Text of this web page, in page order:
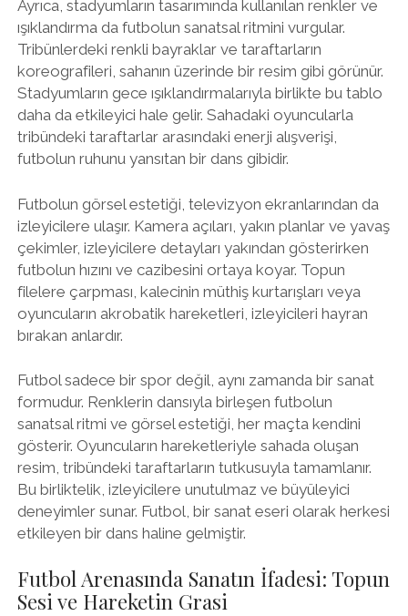
Ayrıca, stadyumların tasarımında kullanılan renkler ve
ışıklandırma da futbolun sanatsal ritmini vurgular.
Tribünlerdeki renkli bayraklar ve taraftarların
koreografileri, sahanın üzerinde bir resim gibi görünür.
Stadyumların gece ışıklandırmalarıyla birlikte bu tablo
daha da etkileyici hale gelir. Sahadaki oyuncularla
tribündeki taraftarlar arasındaki enerji alışverişi,
futbolun ruhunu yansıtan bir dans gibidir.
Futbolun görsel estetiği, televizyon ekranlarından da
izleyicilere ulaşır. Kamera açıları, yakın planlar ve yavaş
çekimler, izleyicilere detayları yakından gösterirken
futbolun hızını ve cazibesini ortaya koyar. Topun
filelere çarpması, kalecinin müthiş kurtarışları veya
oyuncuların akrobatik hareketleri, izleyicileri hayran
bırakan anlardır.
Futbol sadece bir spor değil, aynı zamanda bir sanat
formudur. Renklerin dansıyla birleşen futbolun
sanatsal ritmi ve görsel estetiği, her maçta kendini
gösterir. Oyuncuların hareketleriyle sahada oluşan
resim, tribündeki taraftarların tutkusuyla tamamlanır.
Bu birliktelik, izleyicilere unutulmaz ve büyüleyici
deneyimler sunar. Futbol, bir sanat eseri olarak herkesi
etkileyen bir dans haline gelmiştir.
Futbol Arenasında Sanatın İfadesi: Topun
Sesi ve Hareketin Grasi